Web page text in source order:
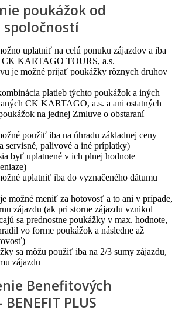
poukážok od
uplatniť na celú ponuku zájazdov a iba
CK KARTAGO TOURS, a.s.
je možné prijať poukážky rôznych druhov
platieb týchto poukážok a iných
CK KARTAGO, a.s. a ani ostatných
na jednej Zmluve o obstaraní
použiť iba na úhradu základnej ceny
servisné, palivové a iné príplatky)
byť uplatnené v ich plnej hodnote
uplatniť iba do vyznačeného dátumu
možné meniť za hotovosť a to ani v prípade,
zájazdu (ak pri storne zájazdu vznikol
sa prednostne poukážky v max. hodnote,
vo forme poukážok a následne až
sa môžu použiť iba na 2/3 sumy zájazdu,
zájazdu
Benefitových
PLUS